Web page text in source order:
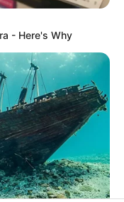
- Here's Why